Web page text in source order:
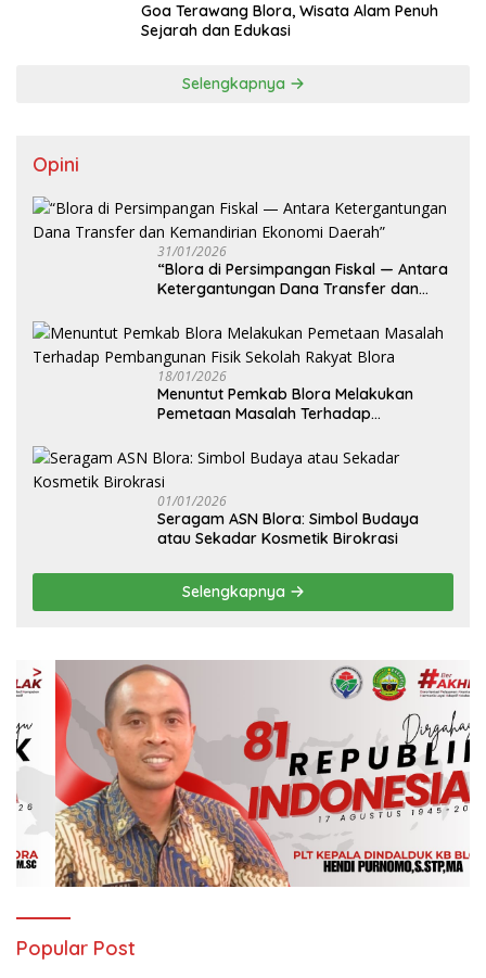
Goa Terawang Blora, Wisata Alam Penuh
Sejarah dan Edukasi
Selengkapnya
Opini
31/01/2026
‎“Blora di Persimpangan Fiskal — Antara
Ketergantungan Dana Transfer dan
18/01/2026
‎Menuntut Pemkab Blora Melakukan
Pemetaan Masalah Terhadap
Blora
01/01/2026
‎Seragam ASN Blora: Simbol Budaya
atau Sekadar Kosmetik Birokrasi
Selengkapnya
Popular Post